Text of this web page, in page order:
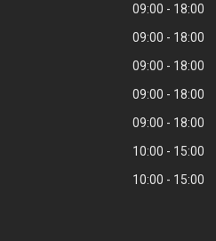
09:00
18:00
09:00
18:00
09:00
18:00
09:00
18:00
09:00
18:00
10:00
15:00
10:00 15:00